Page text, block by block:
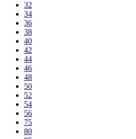
32
34
36
38
40
42
44
46
48
50
52
54
56
75
80